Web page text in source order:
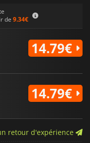
de 9.34€
14.79€
14.79€
retour d'expérience